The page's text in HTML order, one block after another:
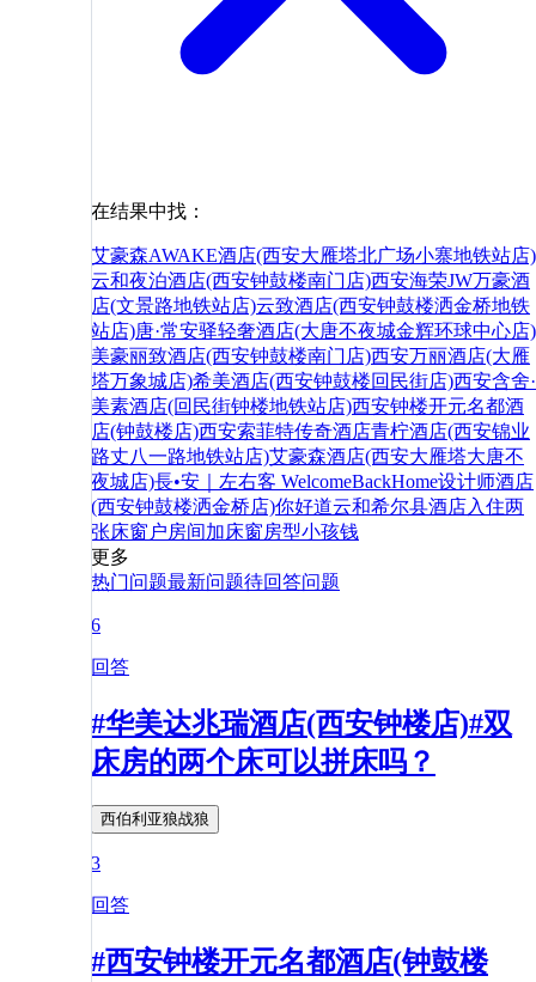
在结果中找：
艾豪森AWAKE酒店(西安大雁塔北广场小寨地铁站店)
云和夜泊酒店(西安钟鼓楼南门店)西安海荣JW万豪酒
店(文景路地铁站店)云致酒店(西安钟鼓楼洒金桥地铁
站店)唐·常安驿轻奢酒店(大唐不夜城金辉环球中心店)
美豪丽致酒店(西安钟鼓楼南门店)西安万丽酒店(大雁
塔万象城店)希美酒店(西安钟鼓楼回民街店)西安含舍·
美素酒店(回民街钟楼地铁站店)西安钟楼开元名都酒
店(钟鼓楼店)西安索菲特传奇酒店青柠酒店(西安锦业
路丈八一路地铁站店)艾豪森酒店(西安大雁塔大唐不
夜城店)長•安｜左右客 WelcomeBackHome设计师酒店
(西安钟鼓楼洒金桥店)你好道云和希尔县酒店入住两
张床窗户房间加床窗房型小孩钱
更多
热门问题最新问题待回答问题
6
回答
#华美达兆瑞酒店(西安钟楼店)#双
床房的两个床可以拼床吗？
西伯利亚狼战狼
3
回答
#西安钟楼开元名都酒店(钟鼓楼